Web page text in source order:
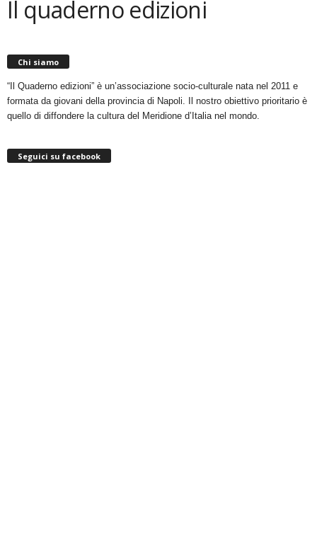
Il quaderno edizioni
Chi siamo
“Il Quaderno edizioni” è un’associazione socio-culturale nata nel 2011 e
formata da giovani della provincia di Napoli. Il nostro obiettivo prioritario è
quello di diffondere la cultura del Meridione d’Italia nel mondo.
Seguici su facebook